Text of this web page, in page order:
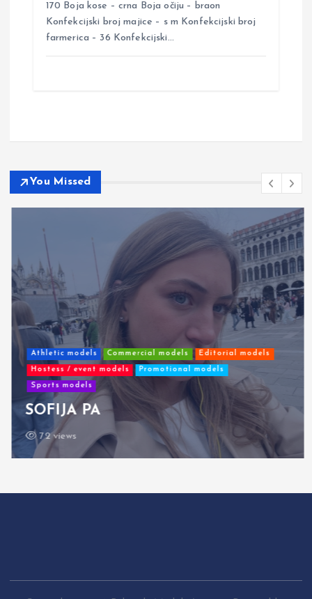
170 Boja kose – crna Boja očiju – braon
Konfekcijski broj majice – s m Konfekcijski broj
farmerica – 36 Konfekcijski…
You Missed
Athletic models Commercial models Editorial models
Hostess / event models Promotional models
Sports models
SOFIJA PA
72 views